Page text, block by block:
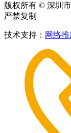
版权所有 © 深圳
严禁复制
技术支持： 网络